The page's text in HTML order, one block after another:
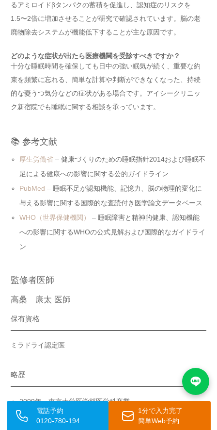
るアミロイドβタンパクの蓄積を促進し、認知症のリスクを
1.5〜2倍に増加させることが研究で確認されています。脳の老
廃物除去システムが機能低下することが主な原因です。
どのような症状が出たら医療機関を受診すべきですか？
十分な睡眠時間を確保しても日中の強い眠気が続く、重要な約
束を頻繁に忘れる、簡単な計算や判断ができなくなった、持続
的な憂うつ気分などの症状がある場合です。アイシークリニッ
ク新宿院でも睡眠に関する相談を承っています。
📚 参考文献
厚生労働省 – 健康づくりのための睡眠指針2014および睡眠不
足による健康への影響に関する公的ガイドライン
PubMed – 睡眠不足が認知機能、記憶力、脳の物理的変化に
与える影響に関する国際的な査読付き医学論文データベース
WHO（世界保健機関）
– 睡眠障害と精神的健康、認知機能
への影響に関するWHOの公式見解および国際的なガイドライ
ン
監修者医師
高桑 康太 医師
保有資格
ミラドライ認定医
略歴
2009年 東京大学医学部医学科卒業
2009年 東京逓信病院勤務
電話予約
0120-780-194
1分で入力完了
簡単Web予約